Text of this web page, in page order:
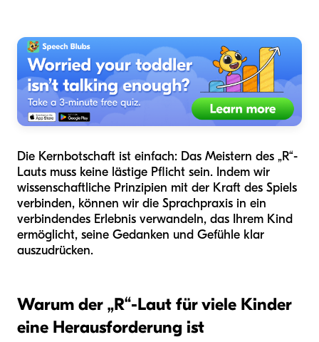
Die Kernbotschaft ist einfach: Das Meistern des „R“-
Lauts muss keine lästige Pflicht sein. Indem wir
wissenschaftliche Prinzipien mit der Kraft des Spiels
verbinden, können wir die Sprachpraxis in ein
verbindendes Erlebnis verwandeln, das Ihrem Kind
ermöglicht, seine Gedanken und Gefühle klar
auszudrücken.
Warum der „R“-Laut für viele Kinder
eine Herausforderung ist